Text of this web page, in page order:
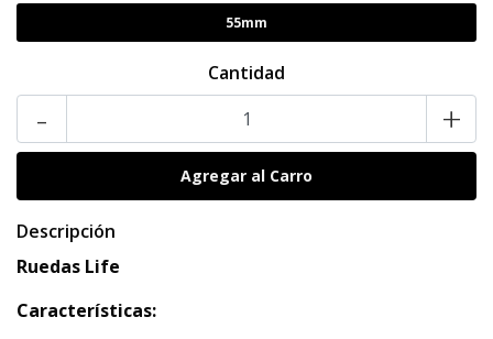
55mm
Cantidad
- +
Descripción
Ruedas Life
Características: